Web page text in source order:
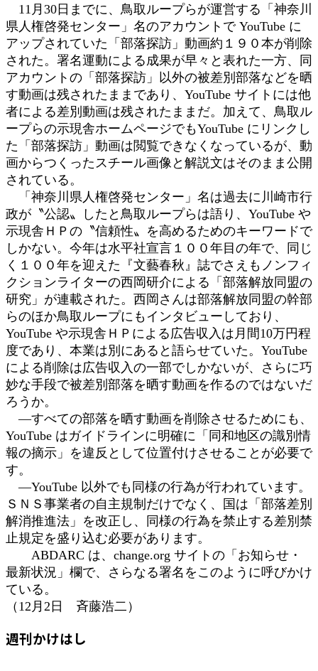
11月30日までに、鳥取ループらが運営する「神奈川
県人権啓発センター」名のアカウントで YouTube に
アップされていた「部落探訪」動画約１９０本が削除
された。署名運動による成果が早々と表れた一方、同
アカウントの「部落探訪」以外の被差別部落などを晒
す動画は残されたままであり、YouTube サイトには他
者による差別動画は残されたままだ。加えて、鳥取ル
ープらの示現舎ホームページでもYouTube にリンクし
た「部落探訪」動画は閲覧できなくなっているが、動
画からつくったスチール画像と解説文はそのまま公開
されている。
「神奈川県人権啓発センター」名は過去に川崎市行
政が〝公認〟したと鳥取ループらは語り、YouTube や
示現舎ＨＰの〝信頼性〟を高めるためのキーワードで
しかない。今年は水平社宣言１００年目の年で、同じ
く１００年を迎えた『文藝春秋』誌でさえもノンフィ
クションライターの西岡研介による「部落解放同盟の
研究」が連載された。西岡さんは部落解放同盟の幹部
らのほか鳥取ループにもインタビューしており、
YouTube や示現舎ＨＰによる広告収入は月間10万円程
度であり、本業は別にあると語らせていた。YouTube
による削除は広告収入の一部でしかないが、さらに巧
妙な手段で被差別部落を晒す動画を作るのではないだ
ろうか。
―すべての部落を晒す動画を削除させるためにも、
YouTube はガイドラインに明確に「同和地区の識別情
報の摘示」を違反として位置付けさせることが必要で
す。
―YouTube 以外でも同様の行為が行われています。
ＳＮＳ事業者の自主規制だけでなく、国は「部落差別
解消推進法」を改正し、同様の行為を禁止する差別禁
止規定を盛り込む必要があります。
ABDARC は、change.org サイトの「お知らせ・
最新状況」欄で、さらなる署名をこのように呼びかけ
ている。
（12月2日 斉藤浩二）
週刊かけはし